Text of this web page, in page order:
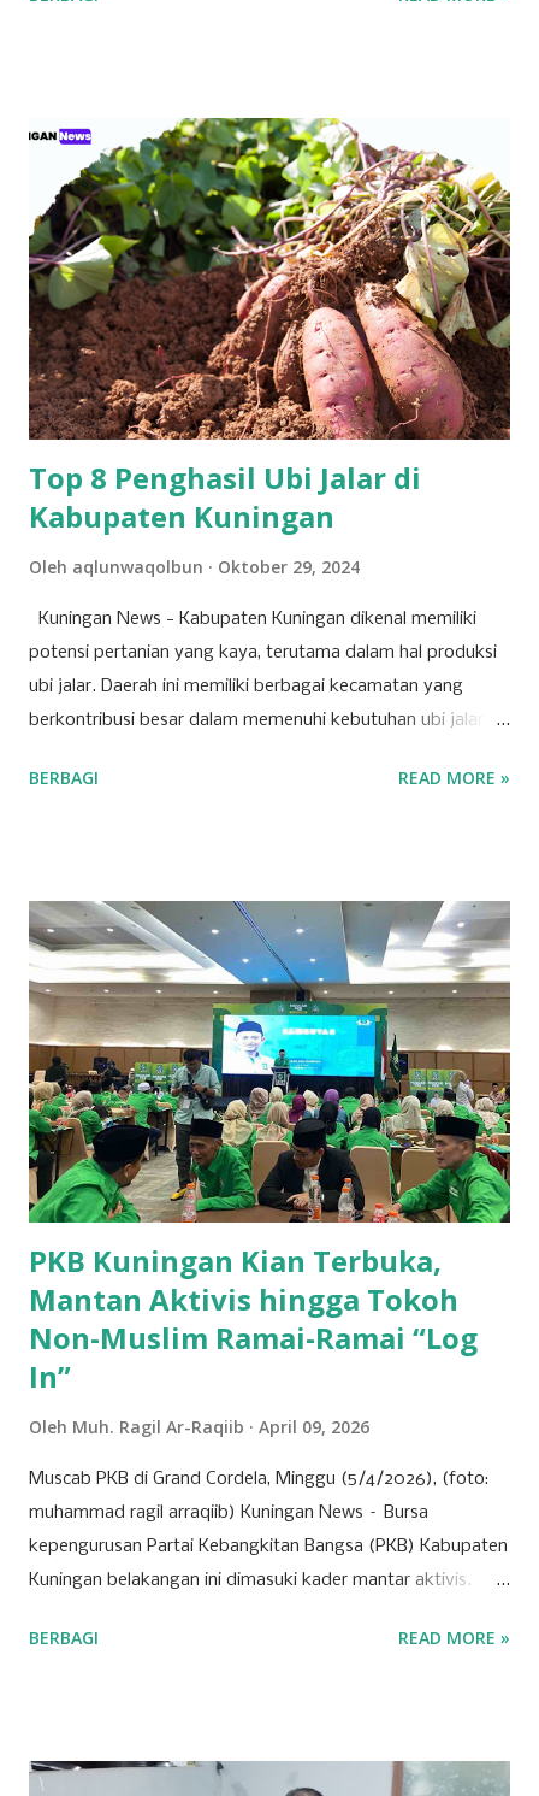
2025 pada Selasa (28/4/2026). Rapat berlangsung secara
yang mengedepankan prinsip tata kelola perusahaan yang
baik, bank bjb mengundang seluruh pemegang saham
untuk turut serta dalam forum strategis ini. RUPST menjadi
wadah penting dalam proses pengambilan keputusan yang
berdampak langsung pada arah dan pertumbuhan
perusahaan ke depan. Tujuh agenda utama telah disusun
untuk dibahas dan diputuskan dalam RUPST kali ini.
Agenda-agenda tersebut disusun berdasarkan peraturan
perundang-undangan, usulan pemegang saham utama,
serta kepentingan strategis korporasi dalam men...
Top 8 Penghasil Ubi Jalar di
Kabupaten Kuningan
Oleh aqlunwaqolbun Oktober 29, 2024
Kuningan News - Kabupaten Kuningan dikenal memiliki
potensi pertanian yang kaya, terutama dalam hal produksi
ubi jalar. Daerah ini memiliki berbagai kecamatan yang
berkontribusi besar dalam memenuhi kebutuhan ubi jalar,
tujuh kecamatan di Kabupaten Kuningan yang mencatat
Dengan produksi sebesar 45.702 ton, Kecamatan Cilimus
menyumbangkan hampir setengah dari total produksi ubi
jalar di wilayah ini. Kondisi tanah yang subur dan teknik
pertanian yang optimal menjadikan Cilimus sebagai sentra
utama produksi ubi jalar. 2. Kecamatan Cigandamekar
Posisi kedua ditempati oleh Kecamatan Cigandamekar
dengan total produksi mencapai 28.966 ton. Daerah ini
dikenal dengan pertanian yang beragam dan kualitas ubi
jalar yang baik, sehingga mampu bersaing dengan ...
BERBAGI READ MORE »
PKB Kuningan Kian Terbuka,
Mantan Aktivis hingga Tokoh
Non-Muslim Ramai-Ramai “Log
In”
Oleh Muh. Ragil Ar-Raqiib April 09, 2026
Muscab PKB di Grand Cordela, Minggu (5/4/2026), (foto:
muhammad ragil arraqiib) Kuningan News – Bursa
kepengurusan Partai Kebangkitan Bangsa (PKB) Kabupaten
Kuningan belakangan ini dimasuki kader mantar aktivis.
semakin menunjukkan wajah barunya sebagai partai yang
tersebut. Drs. H. Ujang Kosasih, Ketua PKB Kuningan,
BERBAGI READ MORE »